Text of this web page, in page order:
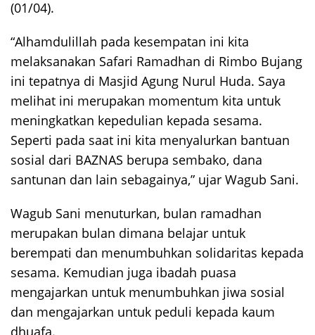
(01/04).
“Alhamdulillah pada kesempatan ini kita
melaksanakan Safari Ramadhan di Rimbo Bujang
ini tepatnya di Masjid Agung Nurul Huda. Saya
melihat ini merupakan momentum kita untuk
meningkatkan kepedulian kepada sesama.
Seperti pada saat ini kita menyalurkan bantuan
sosial dari BAZNAS berupa sembako, dana
santunan dan lain sebagainya,” ujar Wagub Sani.
Wagub Sani menuturkan, bulan ramadhan
merupakan bulan dimana belajar untuk
berempati dan menumbuhkan solidaritas kepada
sesama. Kemudian juga ibadah puasa
mengajarkan untuk menumbuhkan jiwa sosial
dan mengajarkan untuk peduli kepada kaum
dhuafa.